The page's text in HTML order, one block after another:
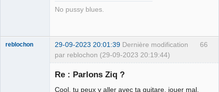
No pussy blues.
66
reblochon 29-09-2023 20:01:39 Dernière modification
par reblochon (29-09-2023 20:19:44)
Re : Parlons Ziq ?
Cool, tu peux y aller avec ta guitare, jouer mal,